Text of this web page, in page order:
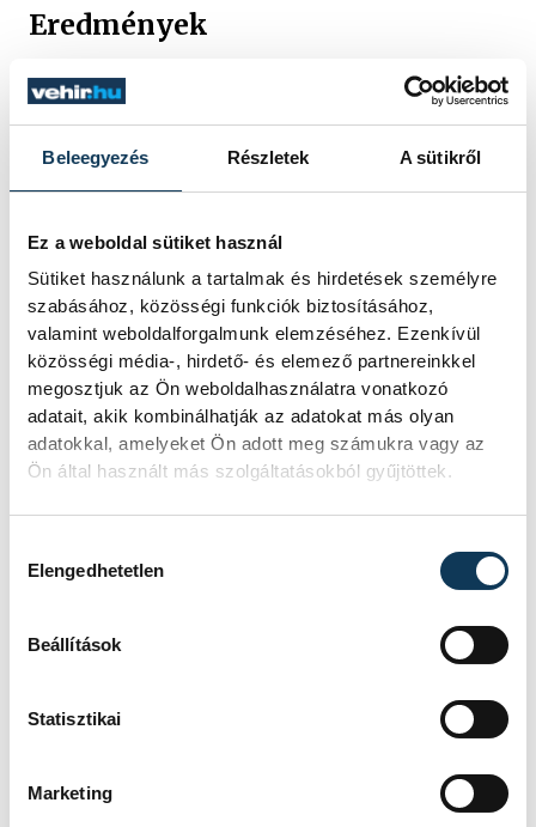
Beleegyezés Részletek A sütikről
Ez a weboldal sütiket használ
Sütiket használunk a tartalmak és hirdetések személyre
szabásához, közösségi funkciók biztosításához,
valamint weboldalforgalmunk elemzéséhez. Ezenkívül
közösségi média-, hirdető- és elemező partnereinkkel
megosztjuk az Ön weboldalhasználatra vonatkozó
adatait, akik kombinálhatják az adatokat más olyan
adatokkal, amelyeket Ön adott meg számukra vagy az
Ön által használt más szolgáltatásokból gyűjtöttek.
Elengedhetetlen
Beállítások
Statisztikai
Marketing
Eredmények
Férfi: 7. Mireider Gergő 54:48, 10. Honti
Marcell 56:29, 18. Odonics Gábor 59:31, 28.
Görög Dániel 1:02:15, 37. Fonyó Sándor
1:05:25, 40. Bálint Ádám 1:10:26. M45: 4.
Női. Felnőtt: 7. Brassay Réka 1:05:46, 8.
Engi Lilien 1:07:45, 12. Báles Pálma 1:09:52.
W45: 2. Brassay Réka.
Bálint). Női: 2. VEDAC (Brassay, Engi, Báles).
Szentgál